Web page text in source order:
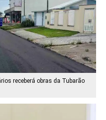
receberá obras da Tubarão